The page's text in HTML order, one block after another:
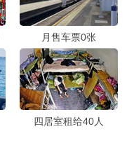
月售车票0张
四居室租给40人